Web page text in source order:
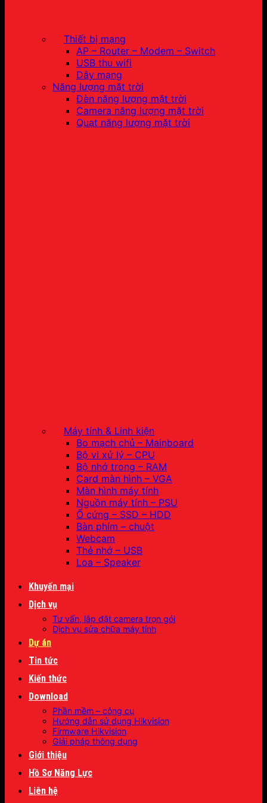
Thiết bị mạng
AP – Router – Modem – Switch
USB thu wifi
Dây mạng
Năng lượng mặt trời
Đèn năng lượng mặt trời
Camera năng lượng mặt trời
Quạt năng lượng mặt trời
Máy tính & Linh kiện
Bo mạch chủ – Mainboard
Bộ vi xử lý – CPU
Bộ nhớ trong – RAM
Card màn hình – VGA
Màn hình máy tính
Nguồn máy tính – PSU
Ổ cứng – SSD – HDD
Bàn phím – chuột
Webcam
Thẻ nhớ – USB
Loa – Speaker
Khuyến mại
Dịch vụ
Tư vấn, lắp đặt camera trọn gói
Dịch vụ sửa chữa máy tính
Dự án
Tin tức
Kiến thức
Download
Phần mềm – công cụ
Hướng dẫn sử dụng Hikvision
Firmware Hikvision
Giải pháp thông dụng
Giới thiệu
Hồ Sơ Năng Lực
Liên hệ